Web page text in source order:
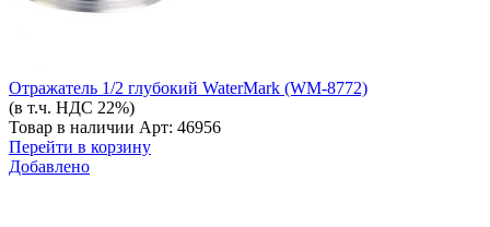
Отражатель 1/2 глубокий WaterMark (WM-8772)
(в т.ч. НДС 22%)
Товар в наличии Арт: 46956
Перейти в корзину
Добавлено